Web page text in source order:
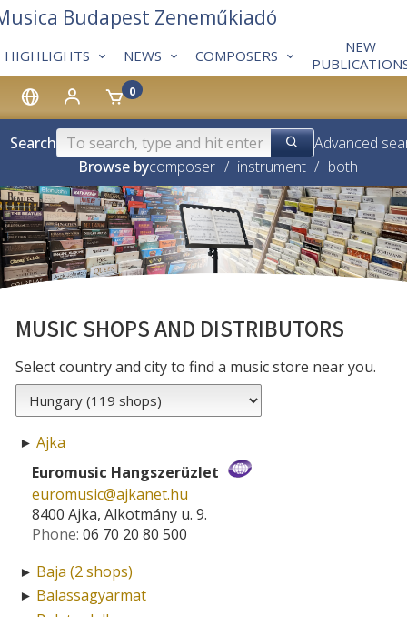
0
HIGHLIGHTS NEWS COMPOSERS
NEW
Budapest Zeneműkiadó
Search
Advanced
Browse bycomposer / instrument / both
MUSIC SHOPS AND DISTRIBUTORS
Select country and city to find a music store near you.
► Ajka
Euromusic Hangszerüzlet
euromusic­@­ajkanet.hu
8400 Ajka, Alkotmány u. 9.
Phone: 06 70 20 80 500
► Baja (2 shops)
► Balassagyarmat